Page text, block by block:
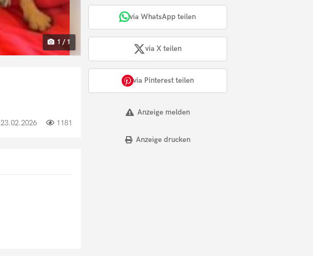
1 / 1
23.02.2026 1181
via WhatsApp teilen
via X teilen
via Pinterest teilen
Anzeige melden
Anzeige drucken